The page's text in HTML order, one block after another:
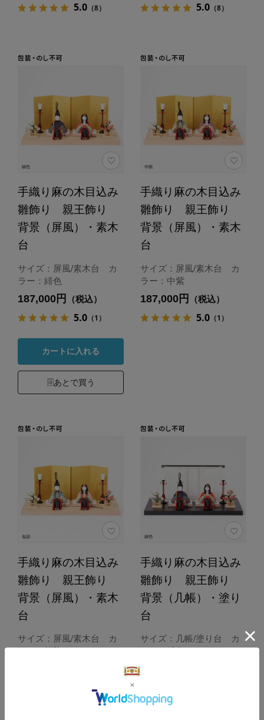
5.0（8） 5.0（8）
手織り麻の木目込み
雛飾り 親王飾り
背景（屏風）・素木
台
サイズ：屏風/素木台 カ
ラー：緋色
187,000円 （税込）
5.0（1）
カートに入れる
あとで買う
手織り麻の木目込み
雛飾り 親王飾り
背景（屏風）・素木
台
サイズ：屏風/素木台 カ
ラー：中紫
187,000円 （税込）
5.0（1）
手織り麻の木目込み
雛飾り 親王飾り
背景（屏風）・素木
台
サイズ：屏風/素木台 カ
ラー：桜染
（1）
手織り麻の木目込み
雛飾り 親王飾り
背景（几帳）・塗り
台
サイズ：几帳/塗り台 カ
ラー：緋色
187,000円